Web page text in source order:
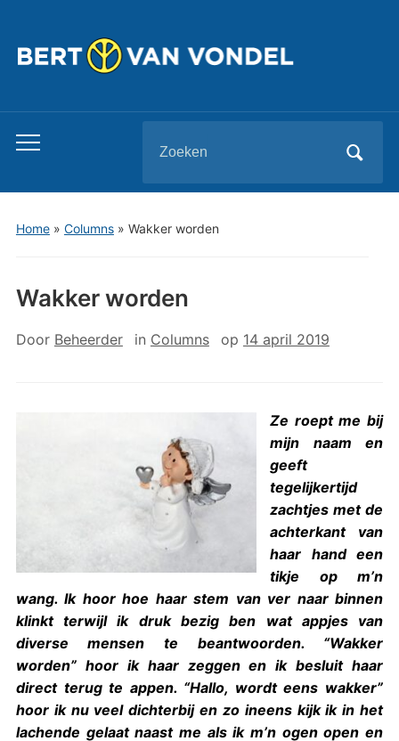
Toggle
menu
naar:
Home» Columns» Wakker worden
Wakker worden
Door Beheerder in Columns op 14 april 2019
Ze roept me bij
mijn naam en
geeft
tegelijkertijd
zachtjes met de
achterkant van
haar hand een
tikje op m’n
wang. Ik hoor hoe haar stem van ver naar binnen
klinkt terwijl ik druk bezig ben wat appjes van
diverse mensen te beantwoorden. “Wakker
worden” hoor ik haar zeggen en ik besluit haar
direct terug te appen. “Hallo, wordt eens wakker”
hoor ik nu veel dichterbij en zo ineens kijk ik in het
lachende gelaat naast me als ik m’n ogen open en